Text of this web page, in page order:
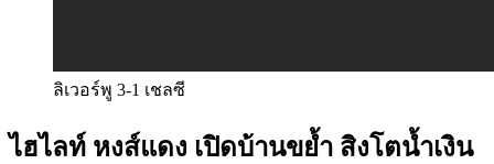
ลิเวอร์พู 3-1 เชลซี
ไฮไลท์ หงส์แดง เปิดบ้านขย้ำ สิงโตน้ำเงิน